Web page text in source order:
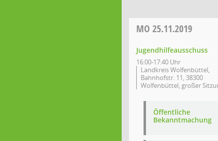
MO 25.11.2019
Jugendhilfeausschuss
16:00-17:40 Uhr
Landkreis Wolfenbüttel,
Bahnhofstr. 11, 38300
Wolfenbüttel, großer
Öffentliche
Bekanntmachung